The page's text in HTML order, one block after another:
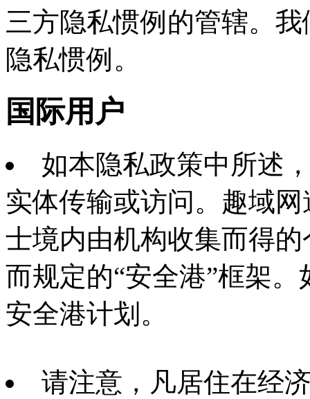
三方隐私惯例的管辖。
隐私惯例。
国际用户
如本隐私政策中所述
实体传输或访问。趣域
士境内由机构收集而得
而规定的“安全港”框架
安全港计划。
请注意，凡居住在经